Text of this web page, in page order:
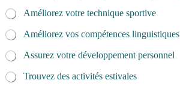
Améliorez votre technique sportive
Améliorez vos compétences linguistiques
Assurez votre développement personnel
Trouvez des activités estivales